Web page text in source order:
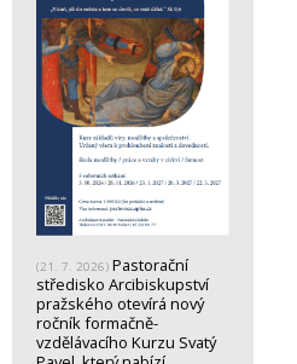
(21. 7. 2026) Pastorační
středisko Arcibiskupství
pražského otevírá nový
ročník formačně-
vzdělávacího Kurzu Svatý